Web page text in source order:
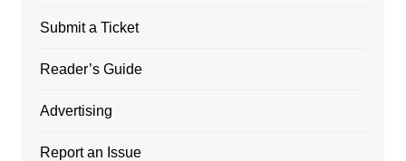
Submit a Ticket
Reader’s Guide
Advertising
Report an Issue